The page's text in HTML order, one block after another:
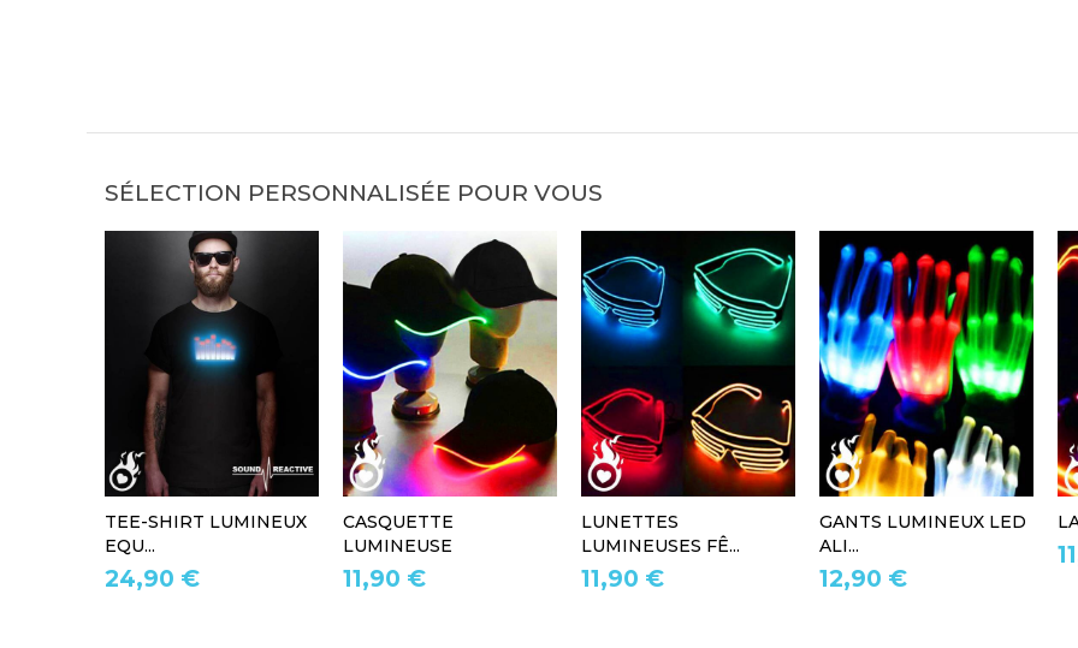
SÉLECTION PERSONNALISÉE POUR VOUS
TEE-SHIRT LUMINEUX
EQU...
24,90 €
CASQUETTE
LUMINEUSE
11,90 €
LUNETTES
LUMINEUSES FÊ...
11,90 €
GANTS LUMINEUX LED
ALI...
12,90 €